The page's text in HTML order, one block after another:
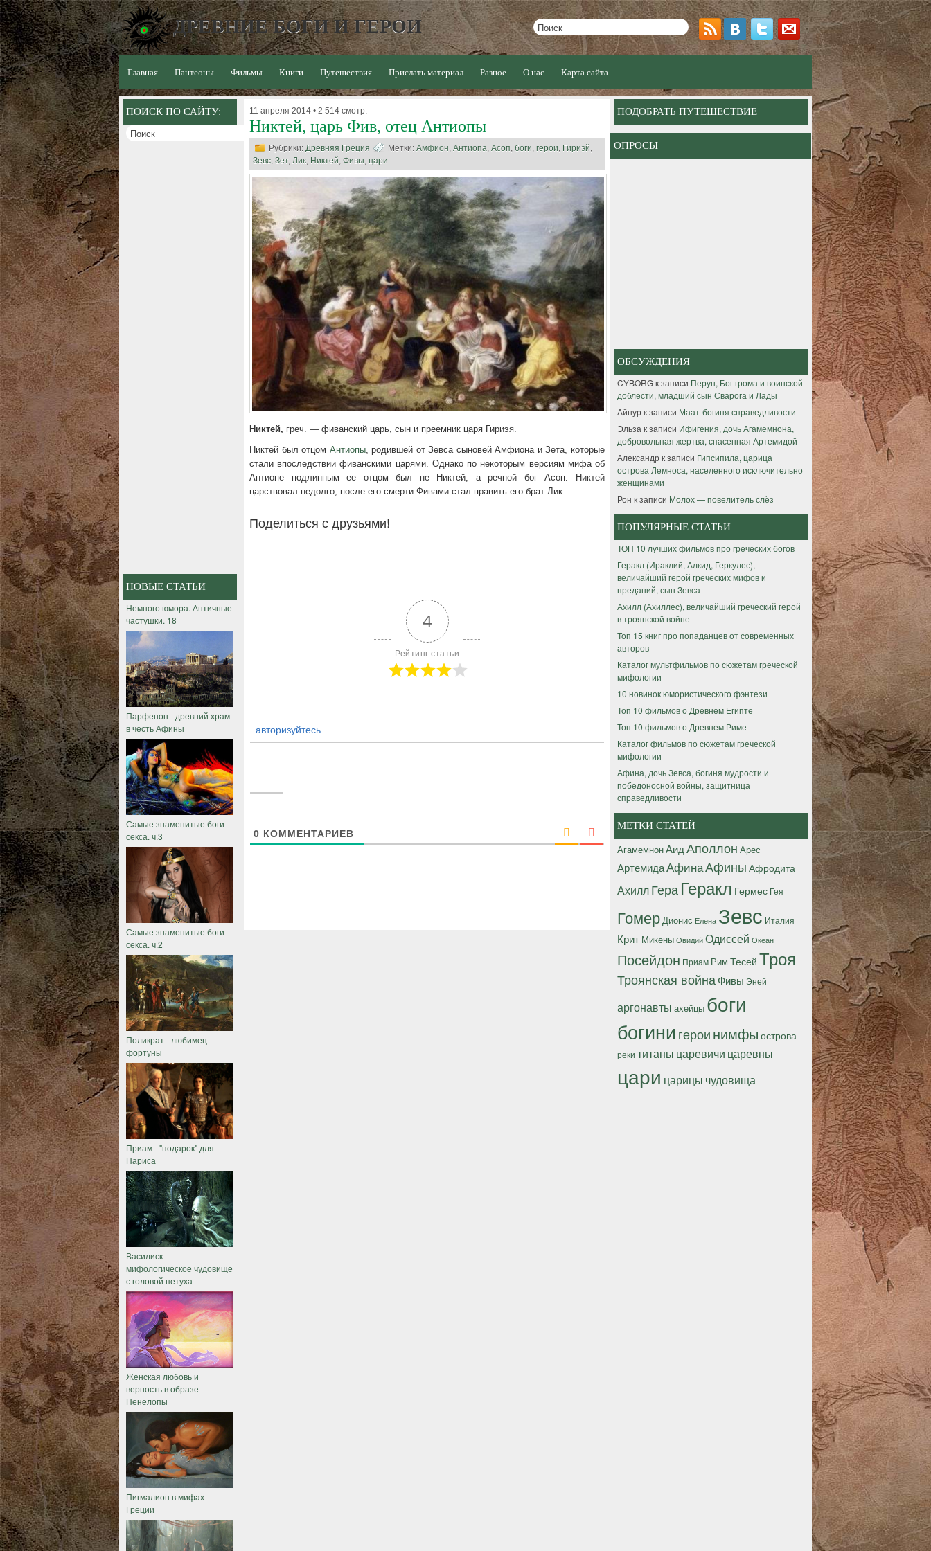
ДРЕВНИЕ БОГИ И ГЕРОИ
Главная Пантеоны Фильмы Книги Путешествия Прислать материал Разное О нас Карта сайта
ПОИСК ПО САЙТУ:
НОВЫЕ СТАТЬИ
Немного юмора. Античные
частушки. 18+
Парфенон - древний храм
в честь Афины
Самые знаменитые боги
секса. ч.3
Самые знаменитые боги
секса. ч.2
Поликрат - любимец
фортуны
Приам - "подарок" для
Париса
Василиск -
мифологическое чудовище
с головой петуха
Женская любовь и
верность в образе
Пенелопы
Пигмалион в мифах
Греции
11 апреля 2014 • 2 514 смотр.
Никтей, царь Фив, отец Антиопы
Рубрики: Древняя Греция Метки: Амфион, Антиопа, Асоп, боги, герои, Гириэй,
Зевс, Зет, Лик, Никтей, Фивы, цари
Никтей, греч. — фиванский царь, сын и преемник царя Гириэя.
Никтей был отцом Антиопы, родившей от Зевса сыновей Амфиона и Зета, которые
стали впоследствии фиванскими царями. Однако по некоторым версиям мифа об
Антиопе подлинным ее отцом был не Никтей, а речной бог Асоп. Никтей
царствовал недолго, после его смерти Фивами стал править его брат Лик.
Поделиться с друзьями!
4
Рейтинг статьи
авторизуйтесь
0 КОММЕНТАРИЕВ
ПОДОБРАТЬ ПУТЕШЕСТВИЕ
ОПРОСЫ
ОБСУЖДЕНИЯ
CYBORGк записи Перун, Бог грома и воинской
доблести, младший сын Сварога и Лады
Айнурк записи Маат-богиня справедливости
Эльза к записи Ифигения, дочь Агамемнона,
добровольная жертва, спасенная Артемидой
Александрк записи Гипсипила, царица
острова Лемноса, населенного исключительно
женщинами
Рон к записи Молох — повелитель слёз
ПОПУЛЯРНЫЕ СТАТЬИ
ТОП 10 лучших фильмов про греческих богов
Геракл (Ираклий, Алкид, Геркулес),
величайший герой греческих мифов и
преданий, сын Зевса
Ахилл (Ахиллес), величайший греческий герой
в троянской войне
Топ 15 книг про попаданцев от современных
авторов
Каталог мультфильмов по сюжетам греческой
мифологии
10 новинок юмористического фэнтези
Топ 10 фильмов о Древнем Египте
Топ 10 фильмов о Древнем Риме
Каталог фильмов по сюжетам греческой
мифологии
Афина, дочь Зевса, богиня мудрости и
победоносной войны, защитница
справедливости
МЕТКИ СТАТЕЙ
АгамемнонАидАполлон Арес
АртемидаАфинаАфины Афродита
АхиллГера Геракл Гермес Гея
ГомерДионис Елена Зевс Италия
Крит Микены Овидий Одиссей Океан
Посейдон Приам Рим Тесей Троя
Троянская войнаФивы Эней
аргонавты ахейцы боги
богинигероинимфы острова
реки титаны царевичи царевны
цари царицы чудовища